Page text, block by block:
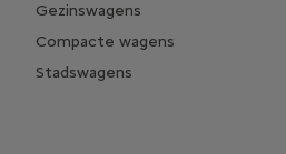
Gezinswagens
Compacte wagens
Stadswagens